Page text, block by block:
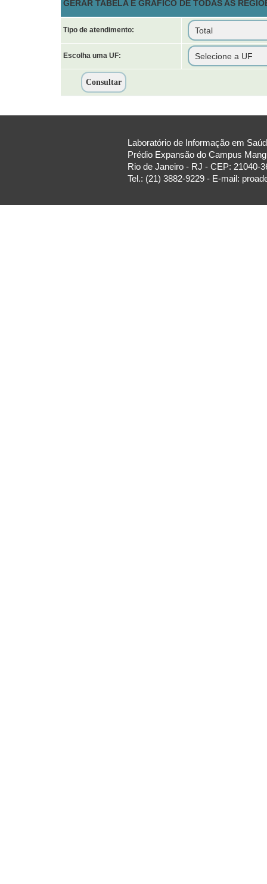
GERAR TABELA E GRÁFICO DE TODAS AS
Tipo de atendimento:
Escolha uma UF:
Laboratório de Informação em
Prédio Expansão do Campus
Rio de Janeiro - RJ - CEP: 21040-
Tel.: (21) 3882-9229 - E-mail: